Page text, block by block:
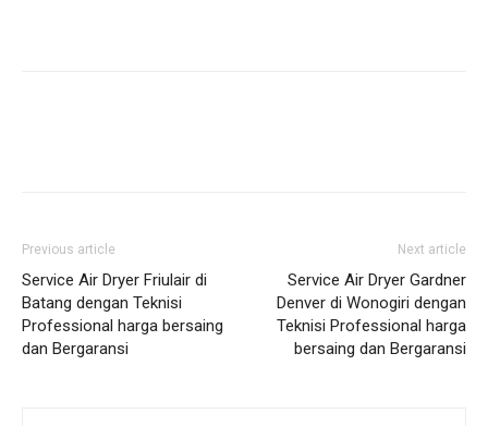
Previous article
Service Air Dryer Friulair di
Batang dengan Teknisi
Professional harga bersaing
dan Bergaransi
Next article
Service Air Dryer Gardner
Denver di Wonogiri dengan
Teknisi Professional harga
bersaing dan Bergaransi